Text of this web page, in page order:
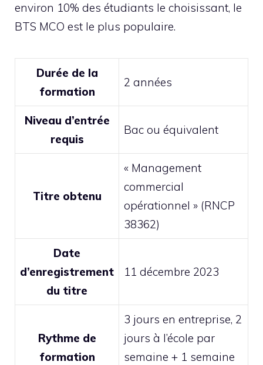
environ 10% des étudiants le choisissant, le
BTS MCO est le plus populaire.
Durée de la
formation
2 années
Niveau d’entrée
requis
Bac ou équivalent
Titre obtenu
« Management
commercial
opérationnel » (RNCP
38362)
Date
d’enregistrement
du titre
11 décembre 2023
Rythme de
formation
3 jours en entreprise, 2
jours à l’école par
semaine + 1 semaine